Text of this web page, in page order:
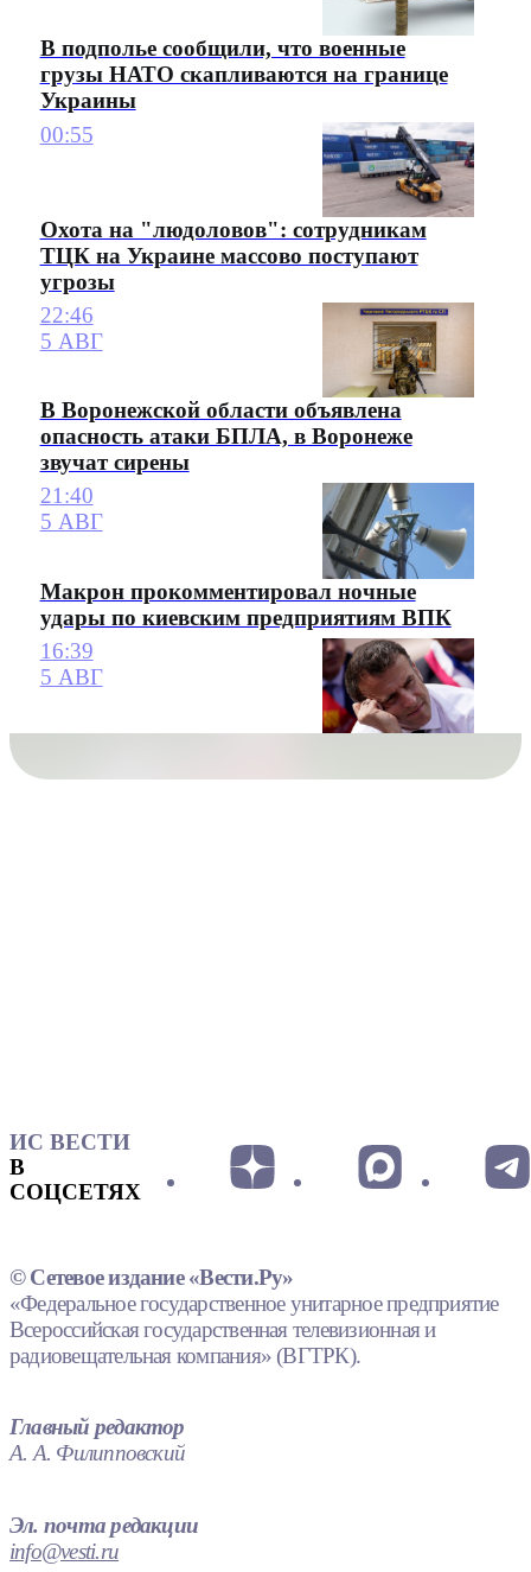
В подполье сообщили, что военные
грузы НАТО скапливаются на границе
Украины
00:55
Охота на "людоловов": сотрудникам
ТЦК на Украине массово поступают
угрозы
22:46
5 АВГ
В Воронежской области объявлена
опасность атаки БПЛА, в Воронеже
звучат сирены
21:40
5 АВГ
Макрон прокомментировал ночные
удары по киевским предприятиям ВПК
16:39
5 АВГ
ИС ВЕСТИ
В
СОЦСЕТЯХ
© Сетевое издание «Вести.Ру»
«Федеральное государственное унитарное предприятие
Всероссийская государственная телевизионная и
радиовещательная компания» (ВГТРК).
Главный редактор
А. А. Филипповский
Эл. почта редакции
info@vesti.ru